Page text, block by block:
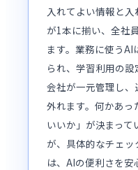
入れてよい情報と
が1本に揃い、全社
ます。業務に使う
られ、学習利用の
会社が一元管理し
外れます。何かあ
いいか」が決まって
が、具体的なチェ
は、AIの便利さを